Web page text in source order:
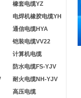
橡套电缆YZ
电焊机橡胶电缆YH
通信电缆HYA
铠装电缆VV22
计算机电缆
防水电缆FS-YJV
耐火电缆NH-YJV
高压电缆